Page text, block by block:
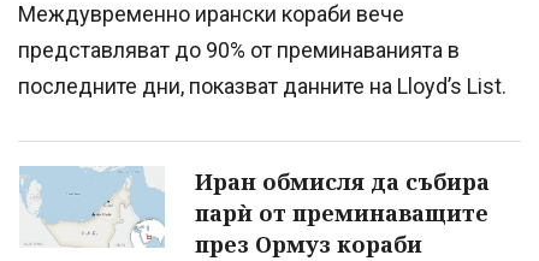
Междувременно ирански кораби вече
представляват до 90% от преминаванията в
последните дни, показват данните на Lloyd’s List.
Иран обмисля да събира
парѝ от преминаващите
през Ормуз кораби